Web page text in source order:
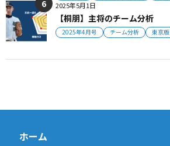
2025年5月1日
【桐朋】主将のチーム分析
2025年4月号 チーム分析 東京版
ホーム